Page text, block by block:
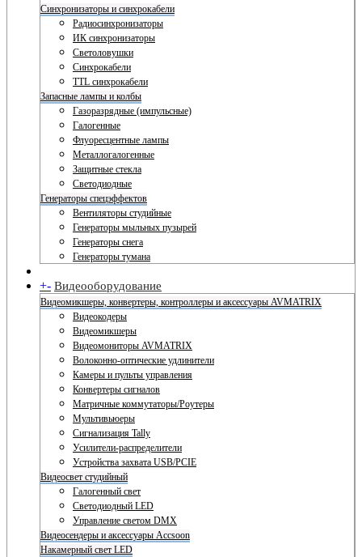
Синхронизаторы и синхрокабели
Радиосинхронизаторы
ИК синхронизаторы
Светоловушки
Синхрокабели
TTL синхрокабели
Запасные лампы и колбы
Газоразрядные (импульсные)
Галогенные
Флуоресцентные лампы
Металлогалогенные
Защитные стекла
Светодиодные
Генераторы спецэффектов
Вентиляторы студийные
Генераторы мыльных пузырей
Генераторы снега
Генераторы тумана
+- Видеооборудование
Видеомикшеры, конвертеры, контроллеры и аксессуары AVMATRIX
Видеокодеры
Видеомикшеры
Видеомониторы AVMATRIX
Волоконно-оптические удлинители
Камеры и пульты управления
Конвертеры сигналов
Матричные коммутаторы/Роутеры
Мультивьюеры
Сигнализация Tally
Усилители-распределители
Устройства захвата USB/PCIE
Видеосвет студийный
Галогенный свет
Светодиодный LED
Управление светом DMX
Видеосендеры и аксессуары Accsoon
Накамерный свет LED